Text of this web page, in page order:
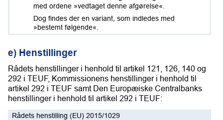
med ordene »vedtaget denne afgørelse«.
Dog findes der en variant, som indledes med
»bestemt følgende«.
e) Henstillinger
Rådets henstillinger i henhold til artikel 121, 126, 140 og
292 i TEUF, Kommissionens henstillinger i henhold til
artikel 292 i TEUF samt Den Europæiske Centralbanks
henstillinger i henhold til artikel 292 i TEUF:
Rådets henstilling (EU) 2015/1029